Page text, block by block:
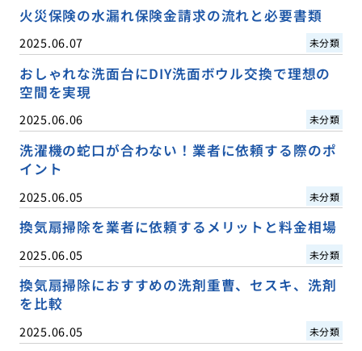
火災保険の水漏れ保険金請求の流れと必要書類
2025.06.07 未分類
おしゃれな洗面台にDIY洗面ボウル交換で理想の
空間を実現
2025.06.06 未分類
洗濯機の蛇口が合わない！業者に依頼する際のポ
イント
2025.06.05 未分類
換気扇掃除を業者に依頼するメリットと料金相場
2025.06.05 未分類
換気扇掃除におすすめの洗剤重曹、セスキ、洗剤
を比較
2025.06.05 未分類